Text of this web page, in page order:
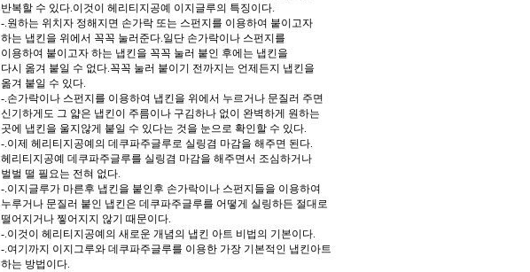
반복할 수 있다.이것이 헤리티지공예 이지글루의 특징이다.
-.원하는 위치자 정해지면 손가락 또는 스펀지를 이용하여 붙이고자
하는 냅킨을 위에서 꼭꼭 눌러준다.일단 손가락이나 스펀지를
이용하여 붙이고자 하는 냅킨을 꼭꼭 눌러 붙인 후에는 냅킨을
다시 옮겨 붙일 수 없다.꼭꼭 눌러 붙이기 전까지는 언제든지 냅킨을
옮겨 붙일 수 있다.
-.손가락이나 스펀지를 이용하여 냅킨을 위에서 누르거나 문질러 주면
신기하게도 그 얇은 냅킨이 주름이나 구김하나 없이 완벽하게 원하는
곳에 냅킨을 울지않게 붙일 수 있다는 것을 눈으로 확인할 수 있다.
-.이제 헤리티지공예의 데쿠파주글루로 실링겸 마감을 해주면 된다.
헤리티지공예 데쿠파주글루를 실링겸 마감을 해주면서 조심하거나
벌벌 떨 필요는 전혀 없다.
-.이지글루가 마른후 냅킨을 붙인후 손가락이나 스펀지들을 이용하여
누루거나 문질러 붙인 냅킨은 데쿠파주글루를 어떻게 실링하든 절대로
떨어지거나 찧어지지 않기 때문이다.
-.이것이 헤리티지공예의 새로운 개념의 냅킨 아트 비법의 기본이다.
-.여기까지 이지그루와 데쿠파주글루를 이용한 가장 기본적인 냅킨아트
하는 방법이다.